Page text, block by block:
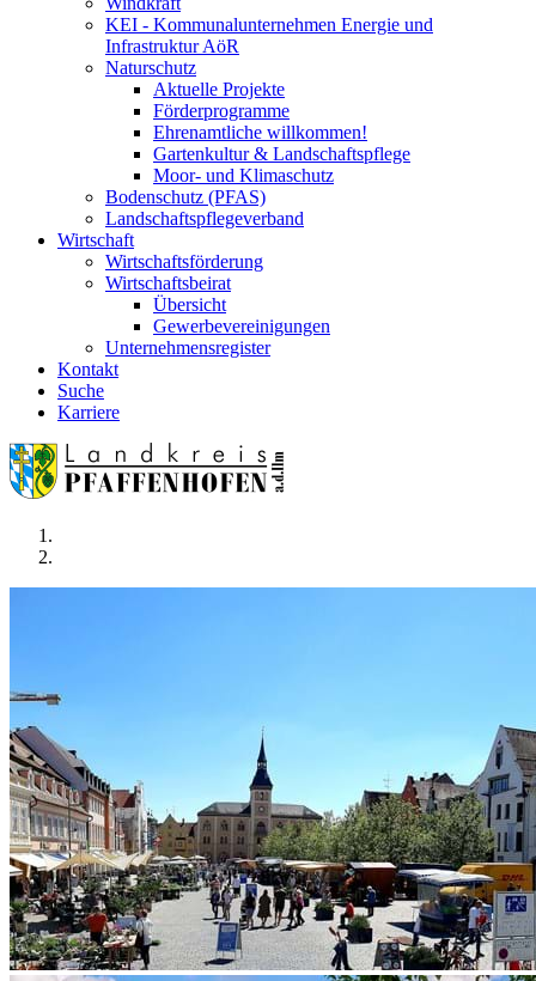
KEI - Kommunalunternehmen Energie und
Infrastruktur AöR
Naturschutz
Aktuelle Projekte
Förderprogramme
Ehrenamtliche willkommen!
Gartenkultur & Landschaftspflege
Moor- und Klimaschutz
Bodenschutz (PFAS)
Landschaftspflegeverband
Wirtschaft
Wirtschaftsförderung
Wirtschaftsbeirat
Übersicht
Gewerbevereinigungen
Unternehmensregister
Kontakt
Suche
Karriere